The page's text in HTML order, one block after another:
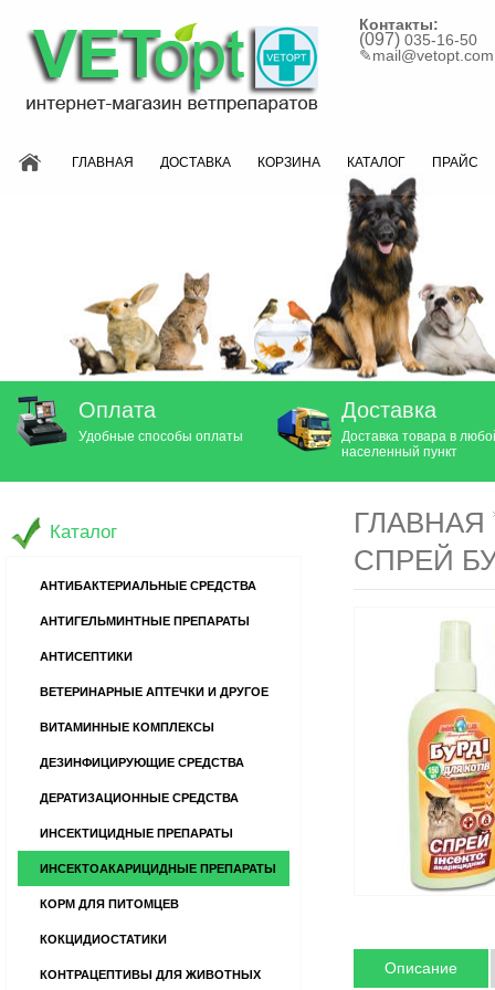
Контакты:
(097) 035-16-50
✎mail@vetopt.com
ГЛАВНАЯ ДОСТАВКА КОРЗИНА КАТАЛОГ ПРАЙС
Оплата
Удобные способы оплаты
Доставка
Доставка товара в
населенный пункт
ГЛАВНАЯ
СПРЕЙ
Описание
Каталог
АНТИБАКТЕРИАЛЬНЫЕ СРЕДСТВА
АНТИГЕЛЬМИНТНЫЕ ПРЕПАРАТЫ
АНТИСЕПТИКИ
ВЕТЕРИНАРНЫЕ АПТЕЧКИ И ДРУГОЕ
ВИТАМИННЫЕ КОМПЛЕКСЫ
ДЕЗИНФИЦИРУЮЩИЕ СРЕДСТВА
ДЕРАТИЗАЦИОННЫЕ СРЕДСТВА
ИНСЕКТИЦИДНЫЕ ПРЕПАРАТЫ
ИНСЕКТОАКАРИЦИДНЫЕ ПРЕПАРАТЫ
КОРМ ДЛЯ ПИТОМЦЕВ
КОКЦИДИОСТАТИКИ
КОНТРАЦЕПТИВЫ ДЛЯ ЖИВОТНЫХ